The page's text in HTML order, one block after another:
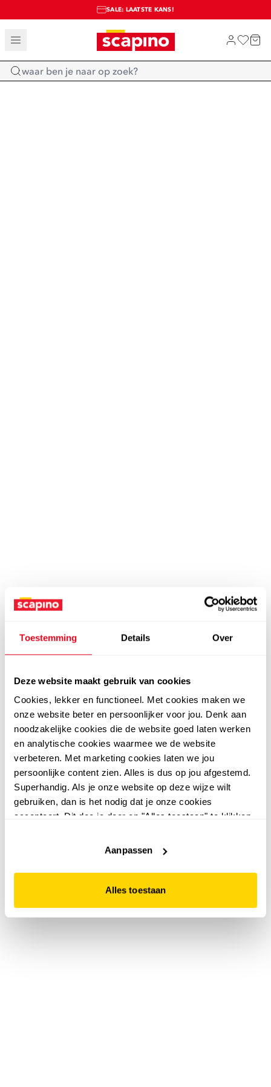
Toestemming Details Over
Deze website maakt gebruik van cookies
Cookies, lekker en functioneel. Met cookies maken we
onze website beter en persoonlijker voor jou. Denk aan
noodzakelijke cookies die de website goed laten werken
en analytische cookies waarmee we de website
verbeteren. Met marketing cookies laten we jou
persoonlijke content zien. Alles is dus op jou afgestemd.
Superhandig. Als je onze website op deze wijze wilt
gebruiken, dan is het nodig dat je onze cookies
accepteert. Dit doe je door op "Alles toestaan" te klikken.
website niet optimaal functioneert.
Aanpassen
Alles toestaan
TOT 70% KORTING OP SALE
SALE: LAATSTE KANS!
SHOP NIEUW
Home